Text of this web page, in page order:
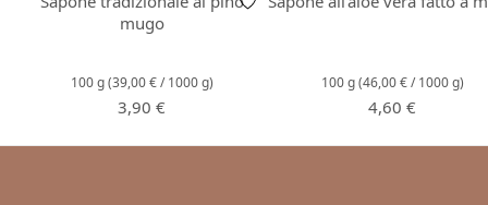
mugo
100 g(39,00 € / 1000 g)
Prezzo normale:
3,90 €
100 g(46,00 € / 1000 g)
Prezzo normale:
4,60 €